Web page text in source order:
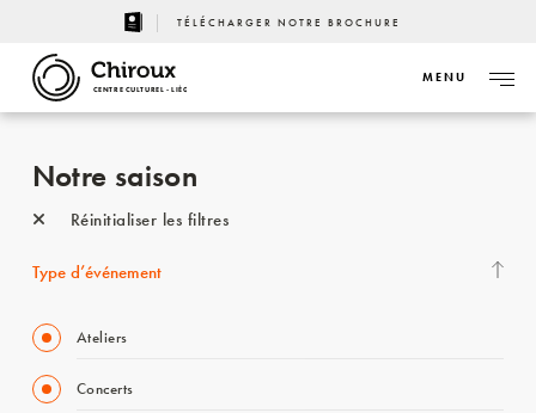
TÉLÉCHARGER NOTRE BROCHURE
CENTRE CULTUREL - LIÈGE
MENU
Notre saison
Réinitialiser les filtres
Type d’événement
Ateliers
Concerts